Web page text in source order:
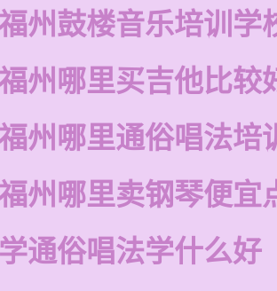
州鼓楼音乐培训学
州哪里买吉他比较
州哪里通俗唱法培
州哪里卖钢琴便宜
学通俗唱法学什么好